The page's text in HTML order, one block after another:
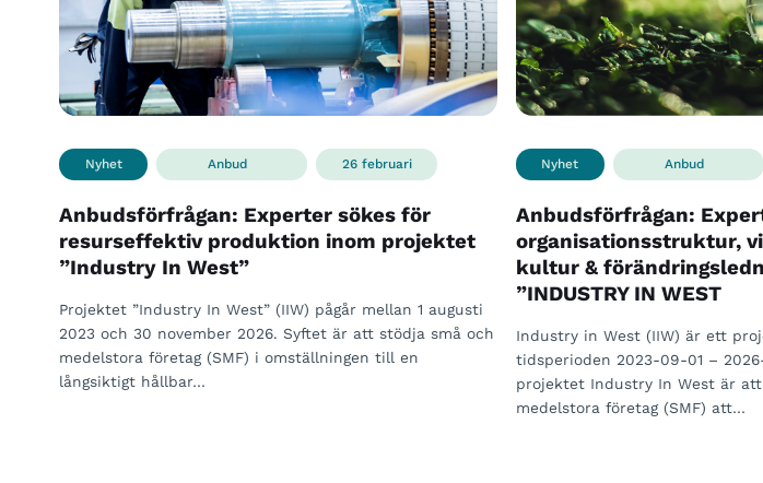
Nyhet Anbud 26 februari
Anbudsförfrågan: Experter sökes för
resurseffektiv produktion inom projektet
”Industry In West”
Projektet ”Industry In West” (IIW) pågår mellan 1 augusti
2023 och 30 november 2026. Syftet är att stödja små och
medelstora företag (SMF) i omställningen till en
långsiktigt hållbar…
Nyhet Anbud
Anbudsförfrågan:
organisationsstruktur,
kultur &
”INDUSTRY IN WEST
Industry in West (IIW) är ett
tidsperioden 2023-09-01 –
projektet Industry In West är
medelstora företag (SMF) att…